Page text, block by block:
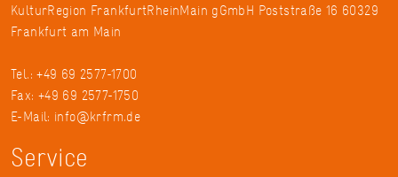
KulturRegion FrankfurtRheinMain gGmbH Poststraße 16 60329
Frankfurt am Main
Tel.: +49 69 2577-1700
Fax: +49 69 2577-1750
E-Mail: info@krfrm.de
Service